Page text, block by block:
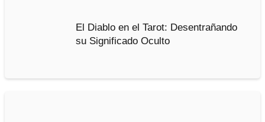
El Diablo en el Tarot: Desentrañando
su Significado Oculto